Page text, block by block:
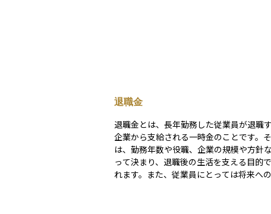
退職金
退職金とは、長年勤務した従業員が退職
企業から支給される一時金のことです。
は、勤務年数や役職、企業の規模や方針
って決まり、退職後の生活を支える目的
れます。また、従業員にとっては将来へ